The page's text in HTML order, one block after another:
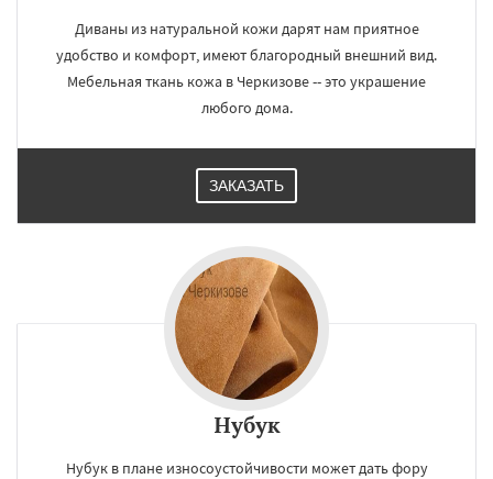
Шаховская
Диваны из натуральной кожи дарят нам приятное
удобство и комфорт, имеют благородный внешний вид.
Мебельная ткань кожа в Черкизове -- это украшение
любого дома.
ЗАКАЗАТЬ
Нубук
Нубук в плане износоустойчивости может дать фору
УЗНАТЬ ПОДРОБНЕЕ
Даю согласие на обработку персональных данных